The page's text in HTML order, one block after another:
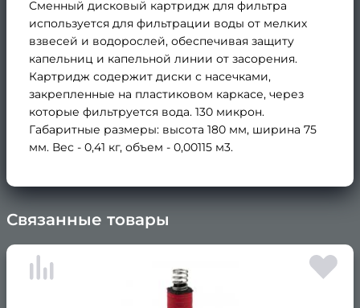
Сменный дисковый картридж для фильтра
используется для фильтрации воды от мелких
взвесей и водорослей, обеспечивая защиту
капельниц и капельной линии от засорения.
Картридж содержит диски с насечками,
закрепленные на пластиковом каркасе, через
которые фильтруется вода. 130 микрон.
Габаритные размеры: высота 180 мм, ширина 75
мм. Вес - 0,41 кг, объем - 0,00115 м3.
Связанные товары